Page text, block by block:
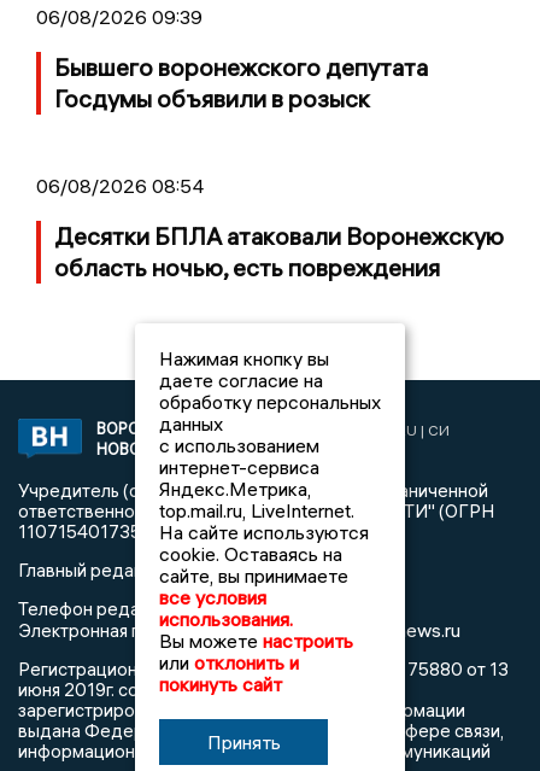
06/08/2026 09:39
Бывшего воронежского депутата
Госдумы объявили в розыск
06/08/2026 08:54
Десятки БПЛА атаковали Воронежскую
область ночью, есть повреждения
ВОРОНЕЖСКИЕ
НОВОСТИ
2019 © VORONEZHNEWS.RU | СИ
«Воронежские новости»
Учредитель (соучредители): Общество с ограниченной
ответственностью "РЕГИОНАЛЬНЫЕ НОВОСТИ" (ОГРН
1107154017354)
Главный редактор: Пирогов А.А.
Телефон редакции: +7 (473) 262 77 92
Электронная почта редакции:info@voronezhnews.ru
Регистрационный номер: серия Эл № ФС 77 - 75880 от 13
июня 2019г. согласно выписке из реестра
зарегистрированных средств массовой информации
выдана Федеральной службой по надзору в сфере связи,
информационных технологий и массовых коммуникаций
Нажимая кнопку вы
даете согласие на
обработку персональных
данных
с использованием
интернет-сервиса
Яндекс.Метрика,
top.mail.ru, LiveInternet.
На сайте используются
cookie. Оставаясь на
сайте, вы принимаете
все условия
использования.
Вы можете настроить
или отклонить и
покинуть сайт
Принять